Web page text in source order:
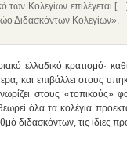
των Κολεγίων επιλέγεται
Διδασκόντων Κολεγίων».
ελλαδικό κρατισμό·
και επιβάλλει στους
στους «τοπικούς»
όλα τα κολέγια
διδασκόντων, τις ίδιες